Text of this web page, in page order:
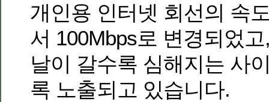
개인용 인터넷 회선의 속
서 100Mbps로 변경되었
날이 갈수록 심해지는 사
록 노출되고 있습니다.